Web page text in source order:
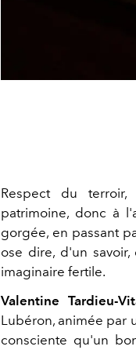
Respect du
patrimoine, donc à
gorgée, en passant
ose dire, d'un
imaginaire fertile.
Valentine Tardieu-
Lubéron, animée par
consciente qu'un